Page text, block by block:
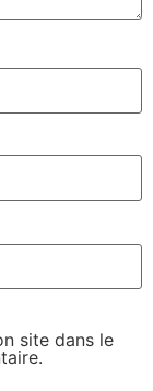
site dans le